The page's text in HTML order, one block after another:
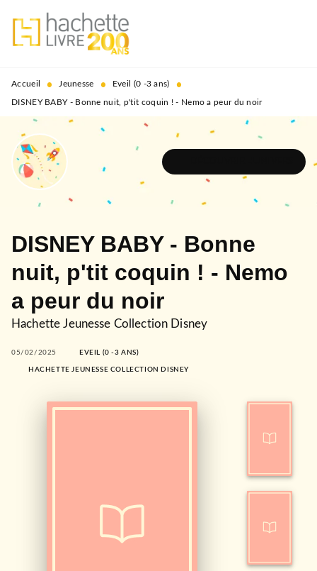
MENU RECHERCHE
PIED DE PAGE
Accueil • Jeunesse • Eveil (0 -3 ans) •
DISNEY BABY - Bonne nuit, p'tit coquin ! - Nemo a peur du noir
DISNEY BABY - Bonne
nuit, p'tit coquin ! - Nemo
a peur du noir
Hachette Jeunesse Collection Disney
05/02/2025 EVEIL (0 -3 ANS)
HACHETTE JEUNESSE COLLECTION DISNEY